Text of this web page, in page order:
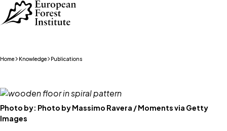
Skip to main content
Home Knowledge Publications
Photo by: Photo by Massimo Ravera / Moments via Getty
Images